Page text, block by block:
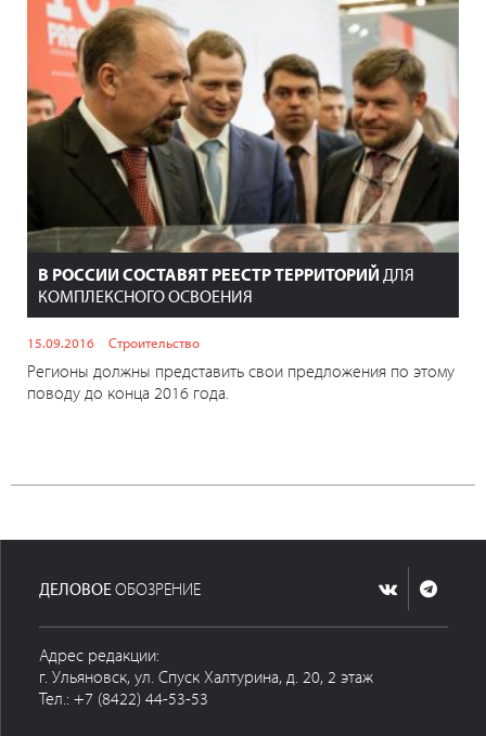
В РОССИИ СОСТАВЯТ РЕЕСТР ТЕРРИТОРИЙ ДЛЯ
КОМПЛЕКСНОГО ОСВОЕНИЯ
15.09.2016 Строительство
Регионы должны представить свои предложения по этому
поводу до конца 2016 года.
ДЕЛОВОЕОБОЗРЕНИЕ
Адрес редакции:
г. Ульяновск, ул. Спуск Халтурина, д. 20, 2 этаж
Тел.: +7 (8422) 44-53-53